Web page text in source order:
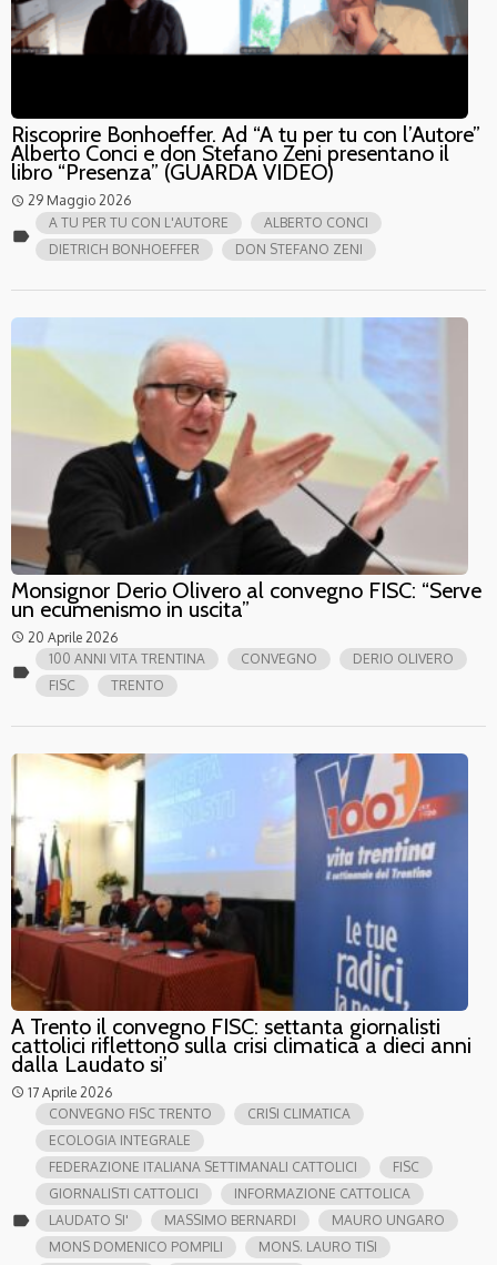
Riscoprire Bonhoeffer. Ad “A tu per tu con l’Autore”
Alberto Conci e don Stefano Zeni presentano il
libro “Presenza” (GUARDA VIDEO)
access_time 29 Maggio 2026
label
A TU PER TU CON L'AUTORE
ALBERTO CONCI
DIETRICH BONHOEFFER
DON STEFANO ZENI
Monsignor Derio Olivero al convegno FISC: “Serve
un ecumenismo in uscita”
access_time 20 Aprile 2026
label
100 ANNI VITA TRENTINA CONVEGNO
DERIO OLIVERO
FISC
TRENTO
A Trento il convegno FISC: settanta giornalisti
cattolici riflettono sulla crisi climatica a dieci anni
dalla Laudato si’
access_time 17 Aprile 2026
label
CONVEGNO FISC TRENTO
CRISI CLIMATICA
ECOLOGIA INTEGRALE
FEDERAZIONE ITALIANA SETTIMANALI CATTOLICI
FISC
GIORNALISTI CATTOLICI
INFORMAZIONE CATTOLICA
LAUDATO SI'
MASSIMO BERNARDI
MAURO UNGARO
MONS DOMENICO POMPILI
MONS. LAURO TISI